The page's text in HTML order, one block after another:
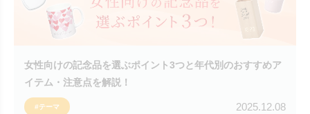
女性向けの記念品を選ぶポイント3つと年代別のおすすめア
イテム・注意点を解説！
#テーマ 2025.12.08